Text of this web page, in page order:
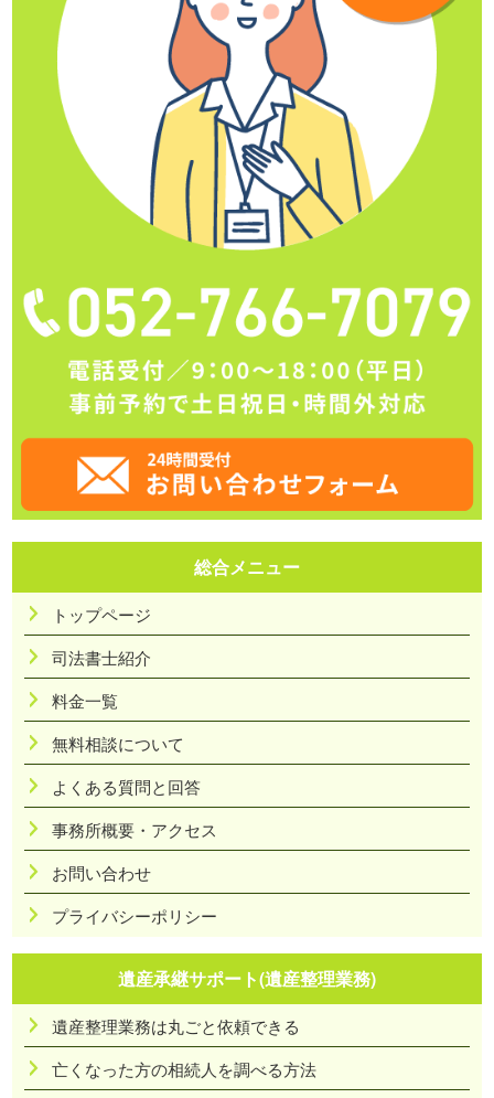
総合メニュー
トップページ
司法書士紹介
料金一覧
無料相談について
よくある質問と回答
事務所概要・アクセス
お問い合わせ
プライバシーポリシー
遺産承継サポート(遺産整理業務)
遺産整理業務は丸ごと依頼できる
亡くなった方の相続人を調べる方法